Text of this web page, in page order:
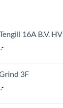
16A B.V. HV
.-
3F
.-